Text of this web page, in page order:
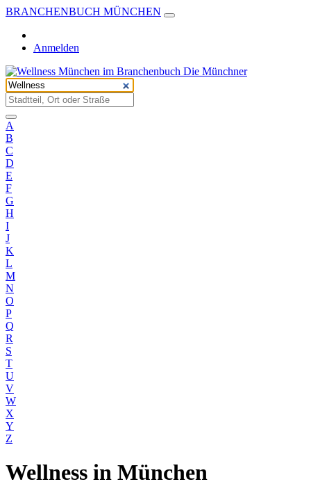
BRANCHENBUCH MÜNCHEN
Anmelden
A
B
C
D
E
F
G
H
I
J
K
L
M
N
O
P
Q
R
S
T
U
V
W
X
Y
Z
Wellness in München